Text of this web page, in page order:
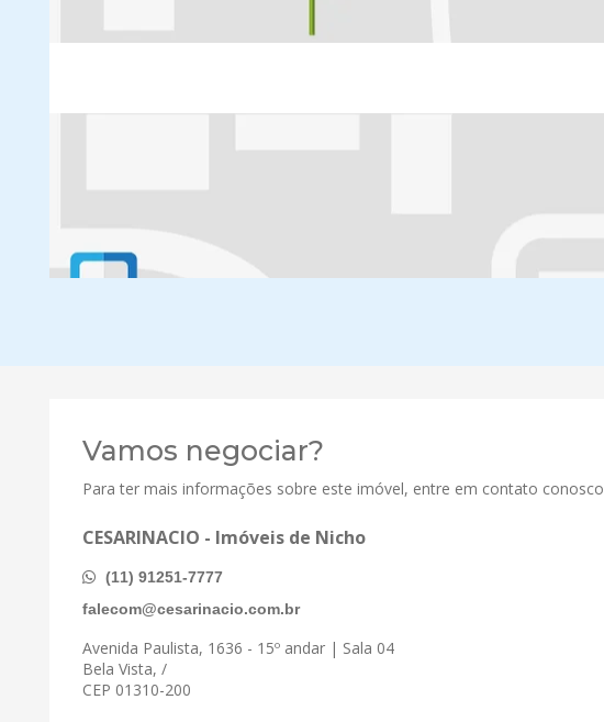
Vamos negociar?
Para ter mais informações sobre este imóvel, entre em contato conosco
CESARINACIO - Imóveis de Nicho
(11) 91251-7777
falecom@cesarinacio.com.br
Avenida Paulista, 1636 - 15º andar | Sala 04
Bela Vista, /
CEP 01310-200